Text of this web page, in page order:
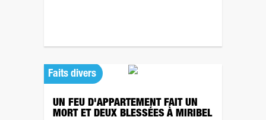
Faits divers
UN FEU D'APPARTEMENT FAIT UN
MORT ET DEUX BLESSÉES À MIRIBEL